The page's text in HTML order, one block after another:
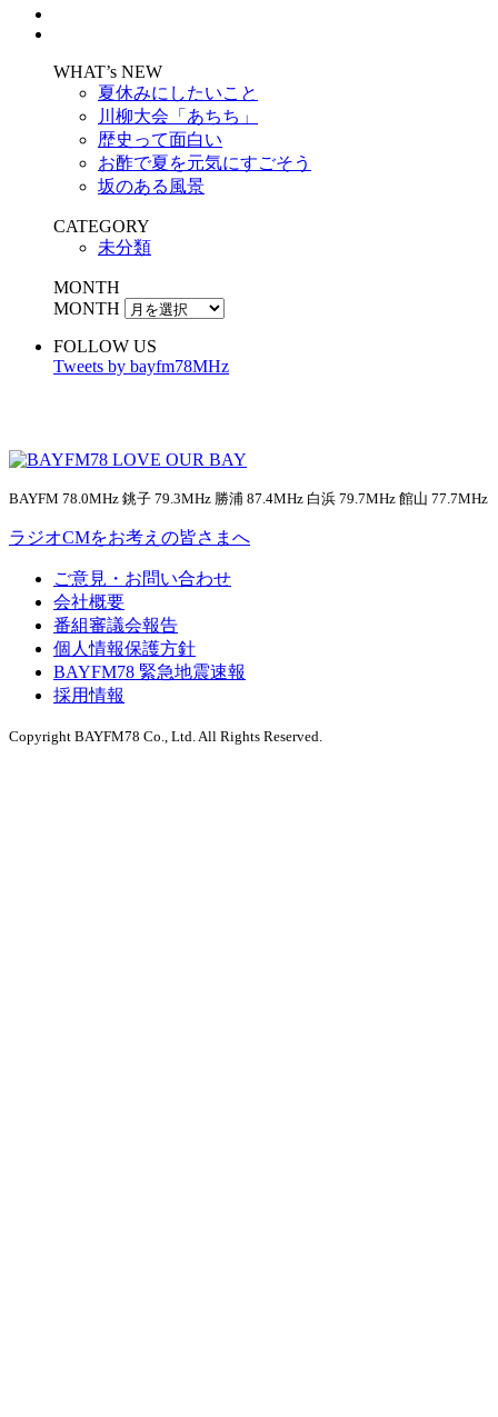
WHAT’s NEW
夏休みにしたいこと
川柳大会「あちち」
歴史って面白い
お酢で夏を元気にすごそう
坂のある風景
CATEGORY
未分類
MONTH
MONTH
FOLLOW US
Tweets by bayfm78MHz
BAYFM 78.0MHz 銚子 79.3MHz 勝浦 87.4MHz 白浜 79.7MHz 館山 77.7MHz
ラジオCMをお考えの皆さまへ
ご意見・お問い合わせ
会社概要
番組審議会報告
個人情報保護方針
BAYFM78 緊急地震速報
採用情報
Copyright BAYFM78 Co., Ltd. All Rights Reserved.